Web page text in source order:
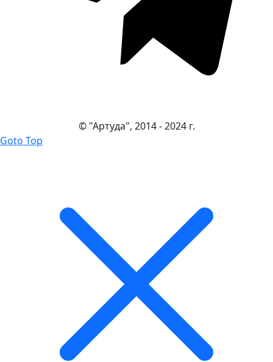
© "Артуда", 2014 - 2024 г.
Goto Top